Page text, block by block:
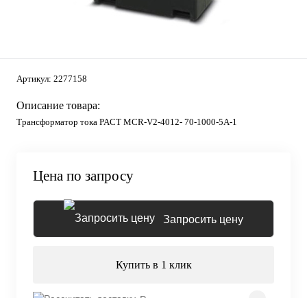
Артикул: 2277158
Описание товара:
Трансформатор тока PACT MCR-V2-4012- 70-1000-5A-1
Цена по запросу
Запросить цену
Купить в 1 клик